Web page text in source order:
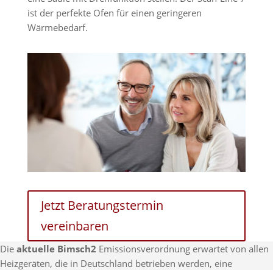
ist der perfekte Ofen für einen geringeren
Wärmebedarf.
Jetzt Beratungstermin
vereinbaren
Die aktuelle Bimsch2 Emissionsverordnung erwartet von allen
Heizgeräten, die in Deutschland betrieben werden, eine